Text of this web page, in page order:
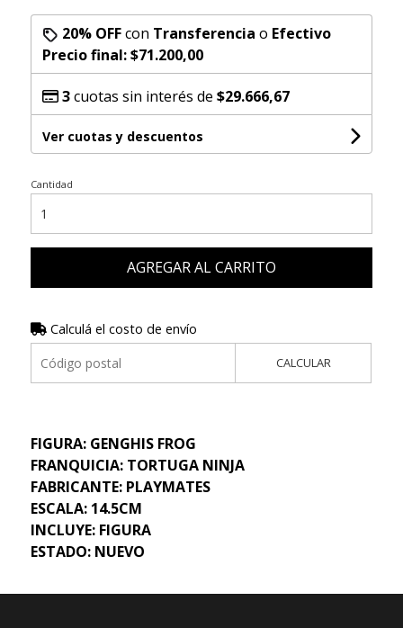
20% OFFcon Transferencia o Efectivo
Precio final:$71.200,00
3cuotas sin interés de $29.666,67
Ver cuotas y descuentos
Cantidad
AGREGAR AL CARRITO
Calculá el costo de envío
CALCULAR
FIGURA: GENGHIS FROG
FRANQUICIA: TORTUGA NINJA
FABRICANTE: PLAYMATES
ESCALA: 14.5CM
INCLUYE: FIGURA
ESTADO: NUEVO